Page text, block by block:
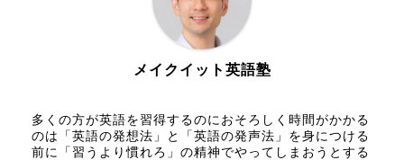
メイクイット英語塾
多くの方が英語を習得するのにおそろしく時間がかかる
のは「英語の発想法」と「英語の発声法」を身につける
前に「習うより慣れろ」の精神でやってしまおうとする